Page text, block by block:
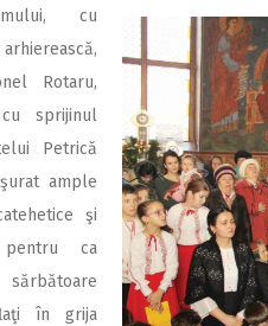
cu
Rotaru,
sprijinul
Petrică
ample
şi
pentru ca
în grija